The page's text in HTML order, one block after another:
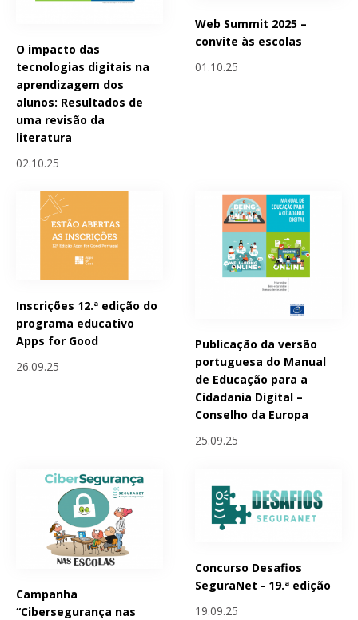
O impacto das
tecnologias digitais na
aprendizagem dos
alunos: Resultados de
uma revisão da
literatura
02.10.25
Web Summit 2025 –
convite às escolas
01.10.25
Inscrições 12.ª edição do
programa educativo
Apps for Good
26.09.25
Publicação da versão
portuguesa do Manual
de Educação para a
Cidadania Digital –
Conselho da Europa
25.09.25
Campanha
“Cibersegurança nas
Concurso Desafios
SeguraNet - 19.ª edição
19.09.25